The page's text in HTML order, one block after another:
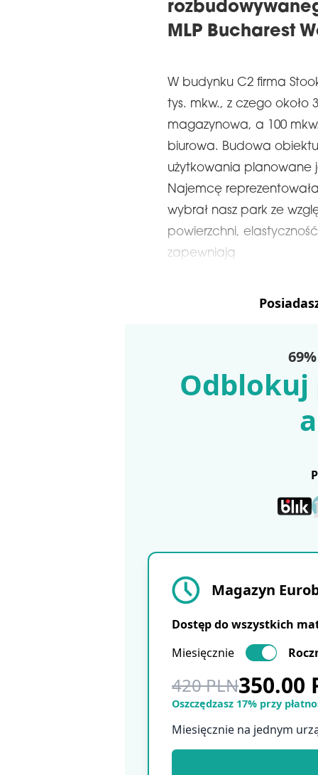
MLP Bucharest
W budynku C2 firma
tys. mkw., z czego około
magazynowa, a 100
biurowa. Budowa
użytkowania planowane
Najemcę
wybrał nasz park ze
powierzchni,
zapewniają
Odblokuj
Magazyn
Dostęp do wszystkich
Miesięcznie
420 PLN350.00
Oszczędzasz 17% przy
Miesięcznie na jednym